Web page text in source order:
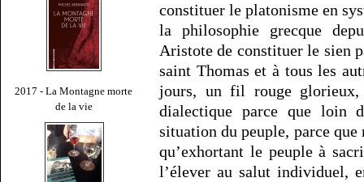
2017 - La Montagne morte
de la vie
constituer le platonisme en
la philosophie grecque
Aristote de constituer le sien
saint Thomas et à tous les
jours, un fil rouge glorieux,
dialectique parce que loin
situation du peuple, parce
qu’exhortant le peuple à
l’élever au salut individuel,